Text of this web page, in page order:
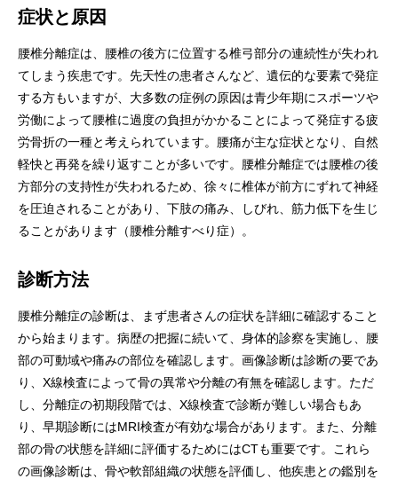
症状と原因
腰椎分離症は、腰椎の後方に位置する椎弓部分の連続性が失われ
てしまう疾患です。先天性の患者さんなど、遺伝的な要素で発症
する方もいますが、大多数の症例の原因は青少年期にスポーツや
労働によって腰椎に過度の負担がかかることによって発症する疲
労骨折の一種と考えられています。腰痛が主な症状となり、自然
軽快と再発を繰り返すことが多いです。腰椎分離症では腰椎の後
方部分の支持性が失われるため、徐々に椎体が前方にずれて神経
を圧迫されることがあり、下肢の痛み、しびれ、筋力低下を生じ
ることがあります（腰椎分離すべり症）。
診断方法
腰椎分離症の診断は、まず患者さんの症状を詳細に確認すること
から始まります。病歴の把握に続いて、身体的診察を実施し、腰
部の可動域や痛みの部位を確認します。画像診断は診断の要であ
り、X線検査によって骨の異常や分離の有無を確認します。ただ
し、分離症の初期段階では、X線検査で診断が難しい場合もあ
り、早期診断にはMRI検査が有効な場合があります。また、分離
部の骨の状態を詳細に評価するためにはCTも重要です。これら
の画像診断は、骨や軟部組織の状態を評価し、他疾患との鑑別を